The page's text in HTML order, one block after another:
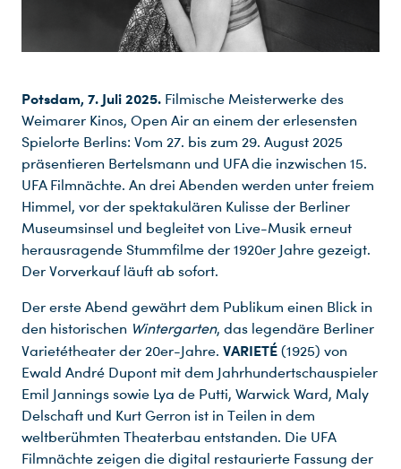
Potsdam, 7. Juli 2025. Filmische Meisterwerke des
Weimarer Kinos, Open Air an einem der erlesensten
Spielorte Berlins: Vom 27. bis zum 29. August 2025
präsentieren Bertelsmann und UFA die inzwischen 15.
UFA Filmnächte. An drei Abenden werden unter freiem
Himmel, vor der spektakulären Kulisse der Berliner
Museumsinsel und begleitet von Live-Musik erneut
herausragende Stummfilme der 1920er Jahre gezeigt.
Der Vorverkauf läuft ab sofort.
Der erste Abend gewährt dem Publikum einen Blick in
den historischen Wintergarten, das legendäre Berliner
Varietétheater der 20er-Jahre. VARIETÉ (1925) von
Ewald André Dupont mit dem Jahrhundertschauspieler
Emil Jannings sowie Lya de Putti, Warwick Ward, Maly
Delschaft und Kurt Gerron ist in Teilen in dem
weltberühmten Theaterbau entstanden. Die UFA
Filmnächte zeigen die digital restaurierte Fassung der